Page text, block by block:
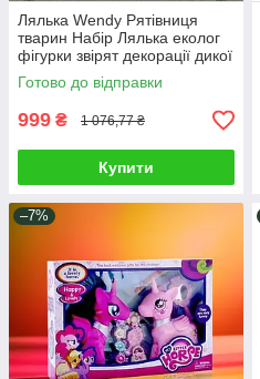
Лялька Wendy Рятівниця
тварин Набір Лялька еколог
фігурки звірят декорації дикої
природи Гра зоопарк
Готово до відправки
999 ₴ 1 076,77 ₴
Купити
–7%